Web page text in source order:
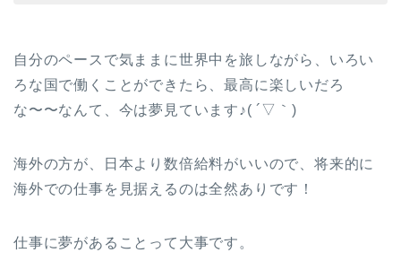
自分のペースで気ままに世界中を旅しながら、いろい
ろな国で働くことができたら、最高に楽しいだろ
な〜〜なんて、今は夢見ています♪( ´▽｀)
海外の方が、日本より数倍給料がいいので、将来的に
海外での仕事を見据えるのは全然ありです！
仕事に夢があることって大事です。